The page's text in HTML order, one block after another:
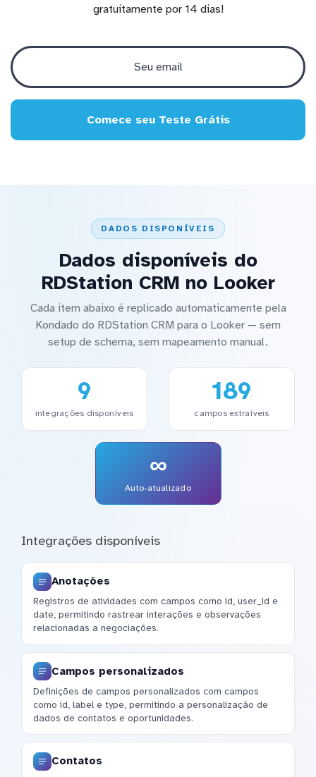
gratuitamente por 14 dias!
Comece seu Teste Grátis
DADOS DISPONÍVEIS
Dados disponíveis do
RDStation CRM no Looker
Cada item abaixo é replicado automaticamente pela
Kondado do RDStation CRM para o Looker — sem
setup de schema, sem mapeamento manual.
9
integrações disponíveis
189
campos extraíveis
∞
Auto-atualizado
Integrações disponíveis
Anotações
Registros de atividades com campos como id, user_id e
date, permitindo rastrear interações e observações
relacionadas a negociações.
Campos personalizados
Definições de campos personalizados com campos
como id, label e type, permitindo a personalização de
dados de contatos e oportunidades.
Contatos